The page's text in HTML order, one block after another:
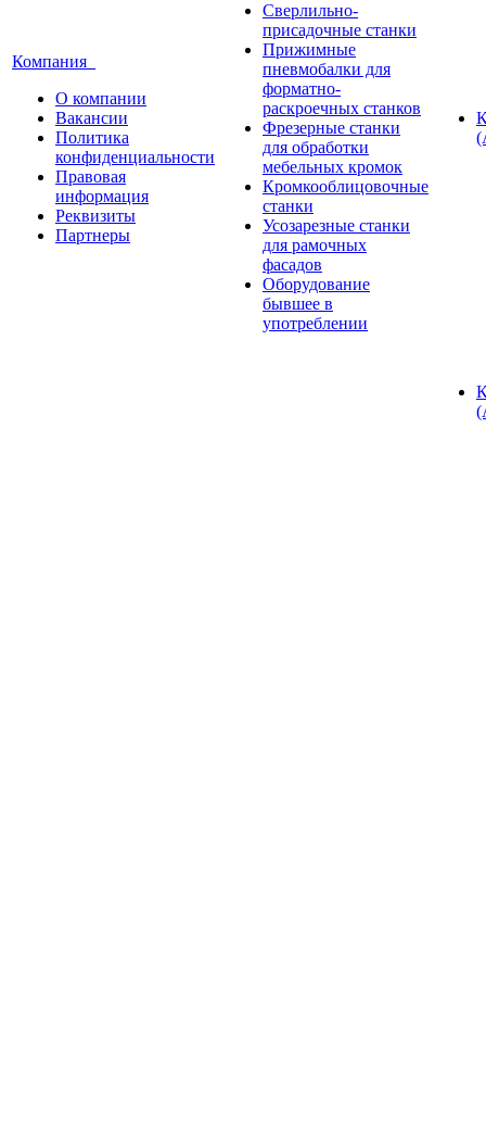
Компания
О компании
Вакансии
Политика
конфиденциальности
Правовая
информация
Реквизиты
Партнеры
Сверлильно-
присадочные станки
Прижимные
пневмобалки для
форматно-
раскроечных станков
Фрезерные станки
для обработки
мебельных кромок
Кромкооблицовочные
станки
Усозарезные станки
для рамочных
фасадов
Оборудование
бывшее в
употреблении